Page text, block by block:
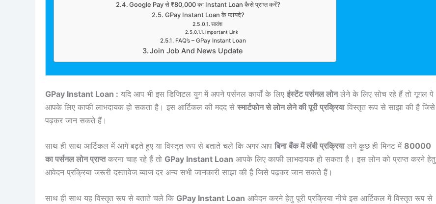
Google Pay से ₹80,000 का Instant Loan कैसे प्राप्त करें?
GPay Instant Loan के फायदे?
सारांश
Important Link
FAQ’s – GPay Instant Loan
Join Job And News Update
GPay Instant Loan : यदि आप भी इस डिजिटल युग में अपने पर्सनल कार्यों के लिए इंस्टेंट पर्सनल लोनलेने के लिए सोच रहे हैं तो गूगल पे
आपके लिए काफी लाभदायक हो सकता है। इस आर्टिकल की मदद से स्मार्टफोन से लोन लेने की पूरी प्रक्रियाविस्तृत रूप से साझा की है जिसे
पढ़कर जान सकते हैं।
साथ ही साथ आर्टिकल में आगे बढ़ते हुए या विस्तृत रूप से बताते चले कि अगर आप बिना बैंक में लंबी प्रक्रियालगे कुछ ही मिनट में 80000
का पर्सनल लोन प्राप्तकरना चाह रहे हैं तो GPay Instant Loan आपके लिए काफी लाभदायक हो सकता है। इस लोन को प्राप्त करने हेतु
आवेदन प्रक्रिया जरूरी दस्तावेज ब्याज दर अन्य सभी जानकारी साझा की है जिसे पढ़कर जान सकते हैं।
साथ ही साथ यह विस्तृत रूप से बताते चले कि GPay Instant Loan आवेदन करने हेतु पूरी प्रक्रिया नीचे इस आर्टिकल में विस्तृत रूप से